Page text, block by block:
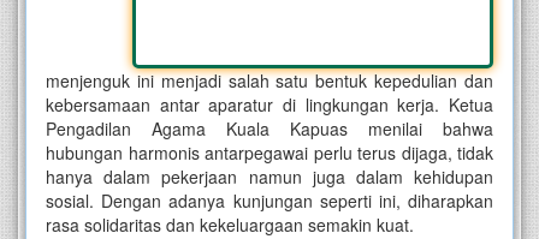
menjenguk ini menjadi salah satu bentuk kepedulian dan
kebersamaan antar aparatur di lingkungan kerja. Ketua
Pengadilan Agama Kuala Kapuas menilai bahwa
hubungan harmonis antarpegawai perlu terus dijaga, tidak
hanya dalam pekerjaan namun juga dalam kehidupan
sosial. Dengan adanya kunjungan seperti ini, diharapkan
rasa solidaritas dan kekeluargaan semakin kuat.